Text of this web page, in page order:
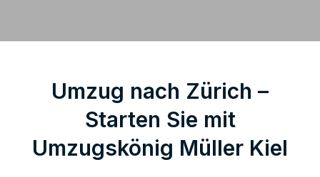
Umzug nach Zürich –
Starten Sie mit
Umzugskönig Müller Kiel